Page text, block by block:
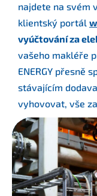
najdete na svém
klientský portál
vyúčtování za
vašeho makléře
ENERGY přesně
stávajícím
vyhovovat, vše